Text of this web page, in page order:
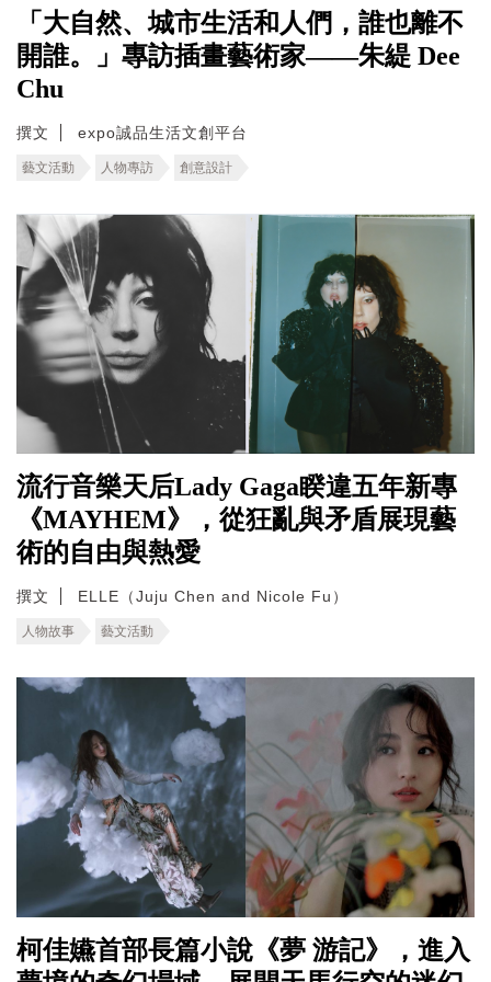
「大自然、城市生活和人們，誰也離不
開誰。」專訪插畫藝術家——朱緹 Dee
Chu
撰文 expo誠品生活文創平台
藝文活動 人物專訪 創意設計
流行音樂天后Lady Gaga睽違五年新專
《MAYHEM》，從狂亂與矛盾展現藝
術的自由與熱愛
撰文 ELLE（Juju Chen and Nicole Fu）
人物故事 藝文活動
柯佳嬿首部長篇小說《夢 游記》，進入